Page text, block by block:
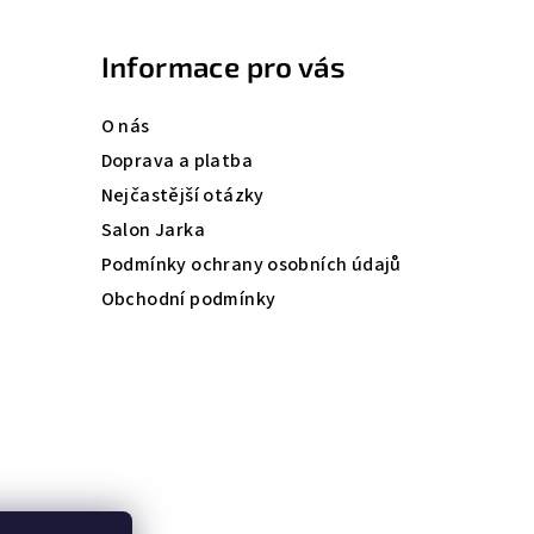
Informace pro vás
O nás
Doprava a platba
Nejčastější otázky
Salon Jarka
Podmínky ochrany osobních údajů
Obchodní podmínky